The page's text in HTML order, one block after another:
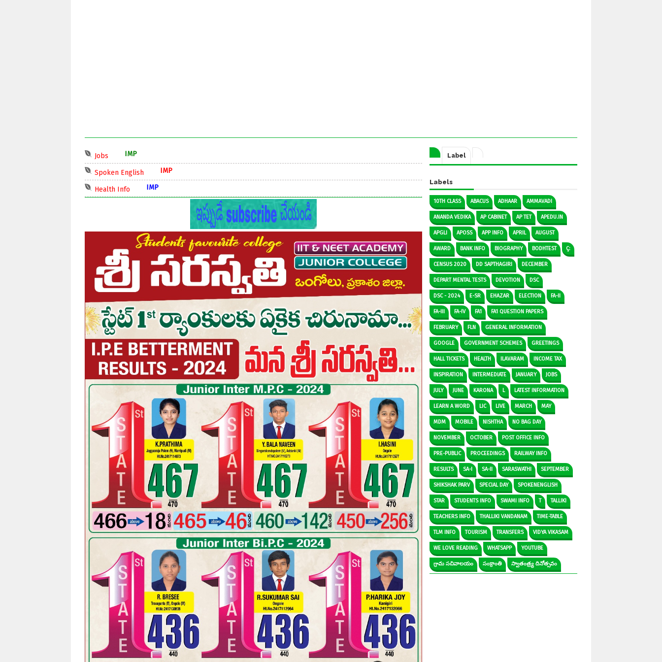
Jobs
Spoken English
Health Info
Label
Labels
10TH CLASS ABACUS ADHAAR AMMAVADI
ANANDA VEDIKA AP CABINET AP TET APEDU.IN
APGLI APOSS APP INFO APRIL AUGUST
AWARD BANK INFO BIOGRAPHY BODHTEST Ç:
CENSUS 2020 DD SAPTHAGIRI DECEMBER
DEPART MENTAL TESTS DEVOTION DSC
DSC - 2024 E-SR EHAZAR ELECTION FA-II
FA-III FA-IV FA1 FA1 QUESTION PAPERS
FEBRUARY FLN GENERAL INFORMATION
GOOGLE GOVERNMENT SCHEMES GREETINGS
HALL TICKETS HEALTH ILAVARAM INCOME TAX
INSPIRATION INTERMEDIATE JANUARY JOBS
JULY JUNE KARONA L LATEST INFORMATION
LEARN A WORD LIC LIVE MARCH MAY
MDM MOBILE NISHTHA NO BAG DAY
NOVEMBER OCTOBER POST OFFICE INFO
PRE-PUBLIC PROCEEDINGS RAILWAY INFO
RESULTS SA-I SA-II SARASWATHI SEPTEMBER
SHIKSHAK PARV SPECIAL DAY SPOKENENGLISH
STAR STUDENTS INFO SWAMI INFO T TALLIKI
TEACHERS INFO THALLIKI VANDANAM TIME-TABLE
TLM INFO TOURISM TRANSFERS VIDYA VIKASAM
WE LOVE READING WHATSAPP YOUTUBE
గ్రామ సచివాలయం సంక్రాంతి స్వాతంత్ర్య దినోత్సవం